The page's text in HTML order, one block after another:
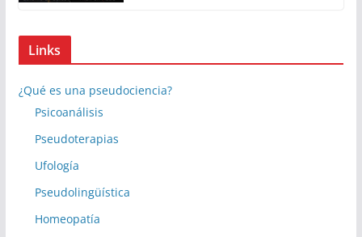
Links
¿Qué es una pseudociencia?
Psicoanálisis
Pseudoterapias
Ufología
Pseudolingüística
Homeopatía